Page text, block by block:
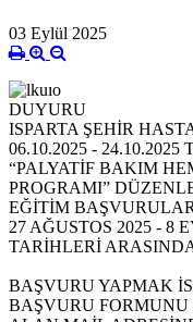
03 Eylül 2025
DUYURU
ISPARTA ŞEHİR
06.10.2025 -
“PALYATİF BAKIM
PROGRAMI”
EĞİTİM
27 AĞUSTOS 2025 - 8
TARİHLERİ
BAŞVURU YAPMAK
BAŞVURU